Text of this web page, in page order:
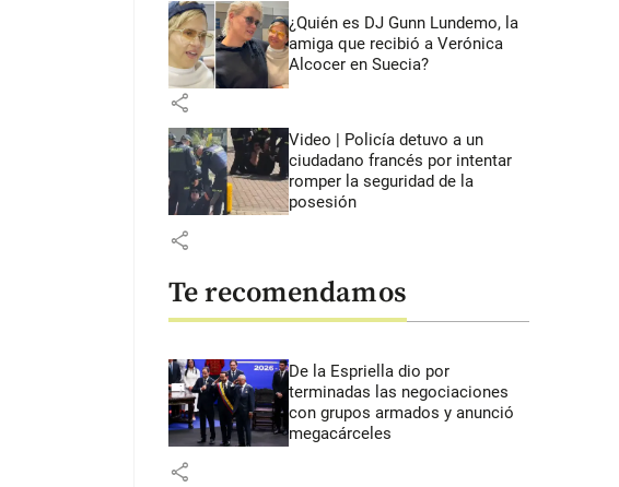
¿Quién es DJ Gunn Lundemo, la
amiga que recibió a Verónica
Alcocer en Suecia?
share
Video | Policía detuvo a un
ciudadano francés por intentar
romper la seguridad de la
posesión
share
Te recomendamos
De la Espriella dio por
terminadas las negociaciones
con grupos armados y anunció
megacárceles
share